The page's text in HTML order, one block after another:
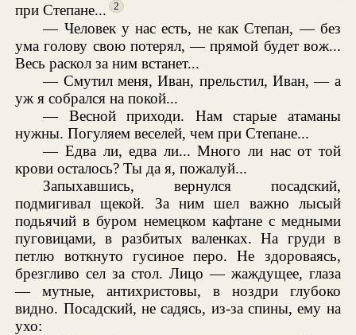
при Степане...
2
— Человек у нас есть, не как Степан, — без
ума голову свою потерял, — прямой будет вож...
Весь раскол за ним встанет...
— Смутил меня, Иван, прельстил, Иван, — а
уж я собрался на покой...
— Весной приходи. Нам старые атаманы
нужны. Погуляем веселей, чем при Степане...
— Едва ли, едва ли... Много ли нас от той
крови осталось? Ты да я, пожалуй...
Запыхавшись, вернулся посадский,
подмигивал щекой. За ним шел важно лысый
подьячий в буром немецком кафтане с медными
пуговицами, в разбитых валенках. На груди в
петлю воткнуто гусиное перо. Не здороваясь,
брезгливо сел за стол. Лицо — жаждущее, глаза
— мутные, антихристовы, в ноздри глубоко
видно. Посадский, не садясь, из-за спины, ему на
ухо: